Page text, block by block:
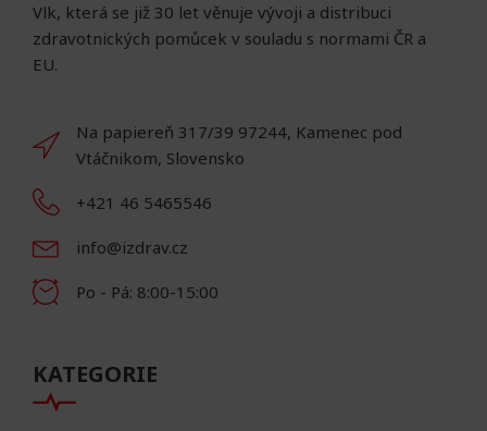
Vlk, která se již 30 let věnuje vývoji a distribuci
zdravotnických pomůcek v souladu s normami ČR a
EU.
Na papiereň 317/39 97244, Kamenec pod
Vtáčnikom, Slovensko
+421 46 5465546
info@izdrav.cz
Po - Pá: 8:00-15:00
KATEGORIE